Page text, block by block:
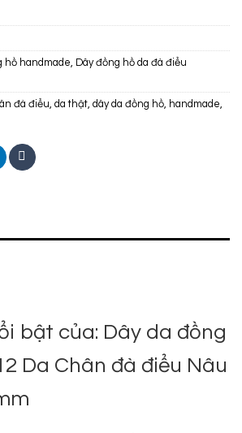
hồ handmade, Dây đồng hồ da đà điểu
đà điểu, da thật, dây da đồng hồ, handmade,
bật của: Dây da đồng
Da Chân đà điểu Nâu